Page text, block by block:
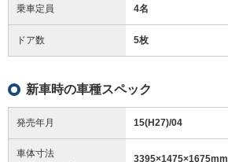
乗車定員 4名
ドア数 5枚
新車時の車種スペック
発売年月 15(H27)/04
車体寸法 3395×1475×1675mm